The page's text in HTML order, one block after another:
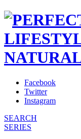
Facebook
Twitter
Instagram
SEARCH
SERIES